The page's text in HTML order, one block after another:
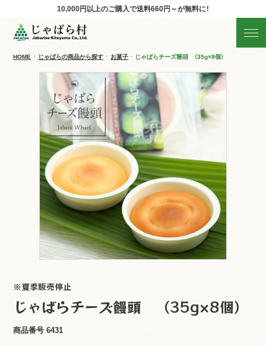
10,000円以上のご購入で送料660円～が無料に！
HOME じゃばらの商品から探す お菓子 じゃばらチーズ饅頭 （35g×8個）
※夏季販売停止
じゃばらチーズ饅頭 （35g×8個）
商品番号 6431
じゃばらの商品を探す
産地直送!旬の商品
商品の分類から探す
ギフト
すべての商品を見る